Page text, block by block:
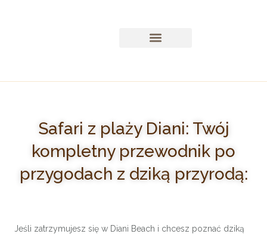
Safari z plaży Diani: Twój
kompletny przewodnik po
przygodach z dziką przyrodą:
Jeśli zatrzymujesz się w Diani Beach i chcesz poznać dziką